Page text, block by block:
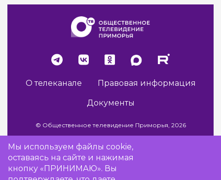
О телеканале Правовая информация
Документы
© Общественное телевидение Приморья, 2026
Разработка сайта -Vladweb
Мы используем файлы cookie,
оставаясь на сайте и нажимая
кнопку «ПРИНИМАЮ». Вы